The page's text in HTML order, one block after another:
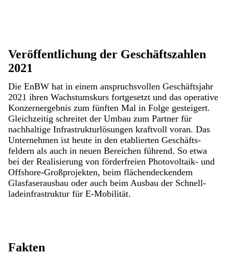
Veröffentlichung der Geschäfts­zahlen
2021
Die EnBW hat in einem anspruchsvollen Ge­schäfts­jahr
2021 ihren Wachstumskurs fort­gesetzt und das operative
Konzernergebnis zum fünften Mal in Folge gesteigert.
Gleichzeitig schrei­tet der Umbau zum Partner für
nachhaltige Infrastrukturlösungen kraftvoll voran. Das
Unter­nehmen ist heute in den etablierten Geschäfts­
feldern als auch in neuen Bereichen führend. So etwa
bei der Realisierung von förderfreien Photo­voltaik- und
Offshore-Großprojekten, beim flä­chen­deckendem
Glasfaserausbau oder auch beim Ausbau der Schnell­
lade­infrastruktur für E-Mobilität.
Fakten